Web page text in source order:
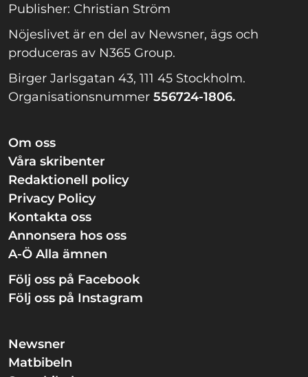
Publisher: Christian Ström
Nöjeslivet är en del av Newsner, ägs och
produceras av N365 Group.
Birger Jarlsgatan 43, 111 45 Stockholm.
Organisationsnummer 556724-1806.
Om oss
Våra skribenter
Redaktionell policy
Privacy Policy
Kontakta oss
Annonsera hos oss
A-Ö Alla ämnen
Följ oss på Facebook
Följ oss på Instagram
Newsner
Matbibeln